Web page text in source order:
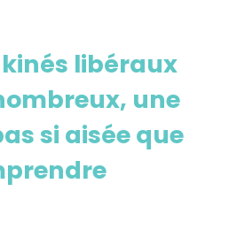
libéraux
une
si aisée que